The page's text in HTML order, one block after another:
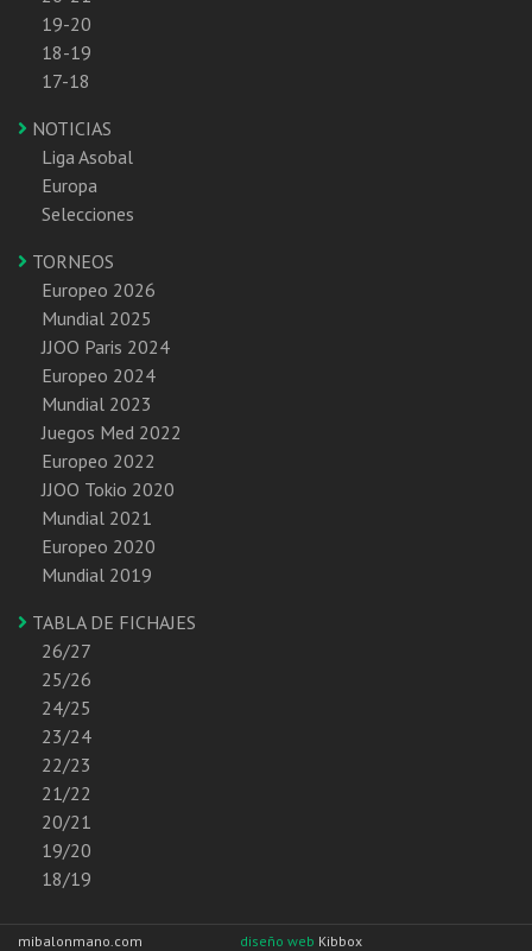
19-20
18-19
17-18
NOTICIAS
Liga Asobal
Europa
Selecciones
TORNEOS
Europeo 2026
Mundial 2025
JJOO Paris 2024
Europeo 2024
Mundial 2023
Juegos Med 2022
Europeo 2022
JJOO Tokio 2020
Mundial 2021
Europeo 2020
Mundial 2019
TABLA DE FICHAJES
26/27
25/26
24/25
23/24
22/23
21/22
20/21
19/20
18/19
mibalonmano.com diseño web Kibbox